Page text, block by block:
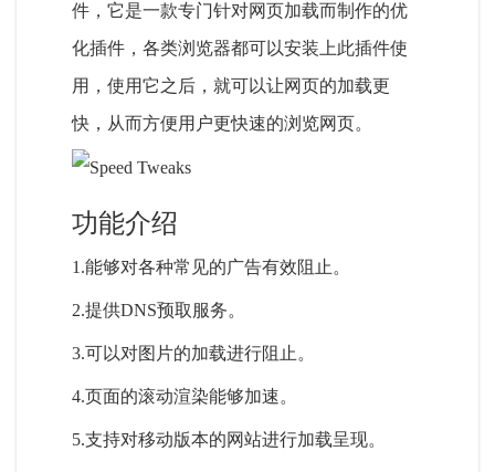
件，它是一款专门针对网页加载而制作的优
化插件，各类浏览器都可以安装上此插件使
用，使用它之后，就可以让网页的加载更
快，从而方便用户更快速的浏览网页。
功能介绍
1.能够对各种常见的广告有效阻止。
2.提供DNS预取服务。
3.可以对图片的加载进行阻止。
4.页面的滚动渲染能够加速。
5.支持对移动版本的网站进行加载呈现。